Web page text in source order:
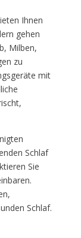
Ihnen
gehen
Milben,
zu
mit
Schlaf
Sie
Schlaf.